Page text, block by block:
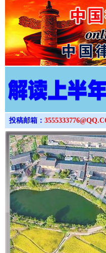
投稿邮箱：